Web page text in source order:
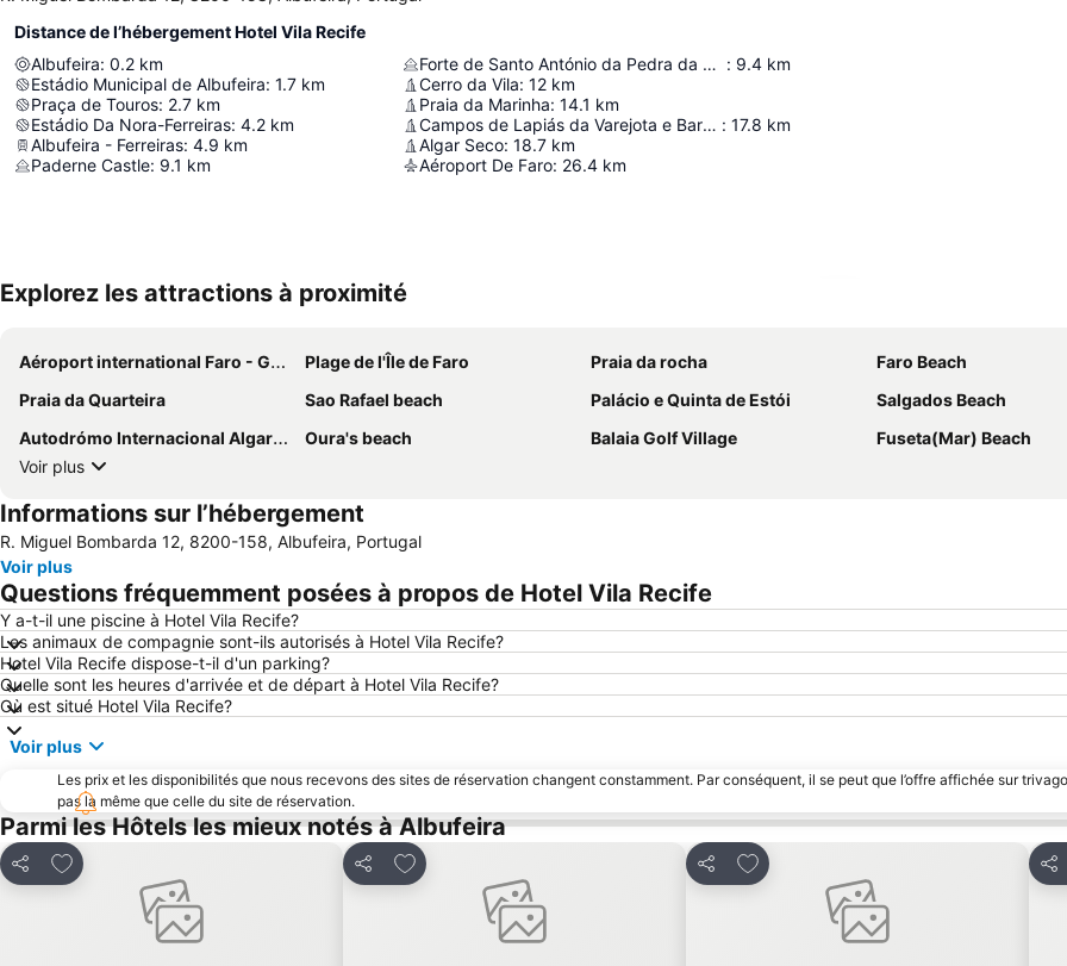
Distance de l’hébergement Hotel Vila Recife
Albufeira: 0.2 km
Estádio Municipal de Albufeira: 1.7 km
Praça de Touros: 2.7 km
Estádio Da Nora-Ferreiras: 4.2 km
Albufeira - Ferreiras: 4.9 km
Paderne Castle: 9.1 km
Forte de Santo António da Pedra da Galé : 9.4 km
Cerro da Vila: 12 km
Praia da Marinha: 14.1 km
Campos de Lapiás da Varejota e Barrocal da Tôr : 17.8 km
Algar Seco: 18.7 km
Aéroport De Faro: 26.4 km
Explorez les attractions à proximité
Aéroport international Faro - Gago Coutinho Plage de l'Île de Faro Praia da rocha
Faro Beach
Praia da Quarteira
Sao Rafael beach Palácio e Quinta de Estói
Salgados Beach
Autodrómo Internacional Algarve
Oura's beach Balaia Golf Village
Fuseta(Mar) Beach
Voir plus
Informations sur l’hébergement
R. Miguel Bombarda 12, 8200-158, Albufeira, Portugal
Voir plus
Questions fréquemment posées à propos de Hotel Vila Recife
Y a-t-il une piscine à Hotel Vila Recife?
Les animaux de compagnie sont-ils autorisés à Hotel Vila Recife?
Hotel Vila Recife dispose-t-il d'un parking?
Quelle sont les heures d'arrivée et de départ à Hotel Vila Recife?
Où est situé Hotel Vila Recife?
Voir plus
Les prix et les disponibilités que nous recevons des sites de réservation changent constamment. Par conséquent, il se peut que l’offre affichée sur
pas la même que celle du site de réservation.
Parmi les Hôtels les mieux notés à Albufeira
Partager
Ajouter à mes favoris
Partager
Ajouter à mes favoris
Partager
Ajouter à mes favoris